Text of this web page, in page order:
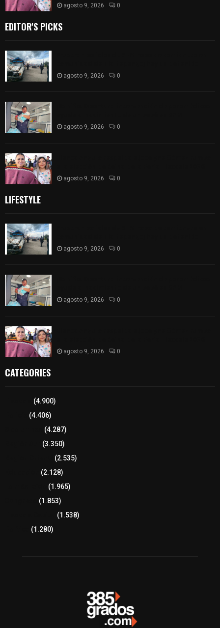
agosto 9, 2026 0
EDITOR'S PICKS
agosto 9, 2026 0
agosto 9, 2026 0
agosto 9, 2026 0
LIFESTYLE
agosto 9, 2026 0
agosto 9, 2026 0
agosto 9, 2026 0
CATEGORIES
(4.900)
(4.406)
(4.287)
(3.350)
(2.535)
(2.128)
(1.965)
(1.853)
(1.538)
(1.280)